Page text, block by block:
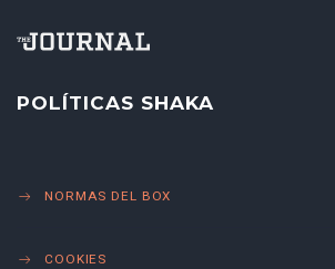
POLÍTICAS SHAKA
NORMAS DEL BOX
COOKIES